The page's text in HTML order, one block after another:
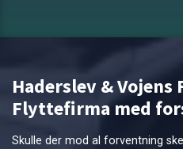
Haderslev &
Flyttefirma med
Skulle der mod al forventning